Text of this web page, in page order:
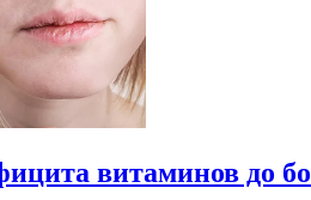
витаминов до